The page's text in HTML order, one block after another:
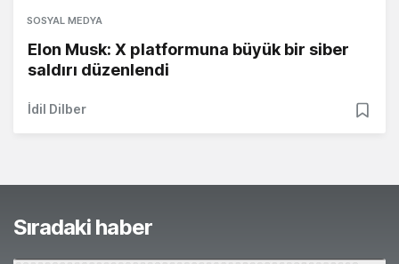
SOSYAL MEDYA
Elon Musk: X platformuna büyük bir siber
saldırı düzenlendi
İdil Dilber
Sıradaki haber